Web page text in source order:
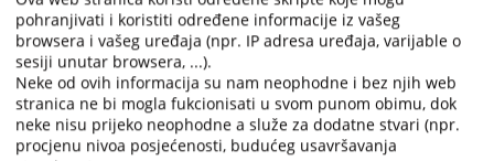
with
the
calendar
and
select
a
date.
with
the
calendar
and
select
a
date.
30.12.2019.
Obavještenje o nabavci - opremanje poslovnih prostorija -
kancelarijski namještaj
26.11.2019.
Obavještenje o nabavci službenog vozila
pohranjivati i koristiti određene informacije iz vašeg
browsera i vašeg uređaja (npr. IP adresa uređaja, varijable o
sesiji unutar browsera, ...).
Neke od ovih informacija su nam neophodne i bez njih web
stranica ne bi mogla fukcionisati u svom punom obimu, dok
neke nisu prijeko neophodne a služe za dodatne stvari (npr.
procjenu nivoa posjećenosti, budućeg usavršavanja